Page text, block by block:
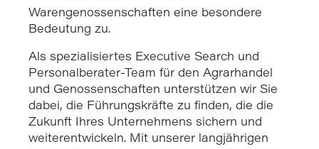
Warengenossenschaften eine besondere
Bedeutung zu.
Als spezialisiertes Executive Search und
Personalberater-Team für den Agrarhandel
und Genossenschaften unterstützen wir Sie
dabei, die Führungskräfte zu finden, die die
Zukunft Ihres Unternehmens sichern und
weiterentwickeln. Mit unserer langjährigen